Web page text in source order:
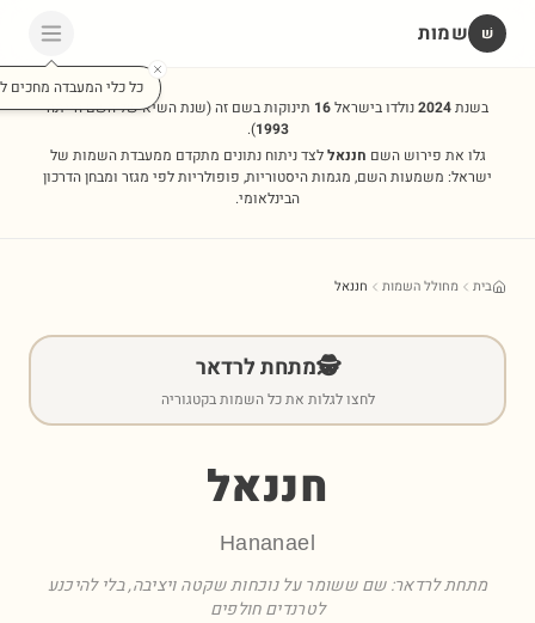
שׁ שמות
כל כלי המעבדה מחכים
בשנת2024נולדו בישראל16 תינוקות בשם זה(שנת השיא של השם הייתה
1993
).
גלו את פירוש השם חננאללצד ניתוח נתונים מתקדם ממעבדת השמות של
ישראל: משמעות השם, מגמות היסטוריות, פופולריות לפי מגזר ומבחן הדרכון
הבינלאומי.
בית מחולל השמות חננאל
🕵️מתחת לרדאר
לחצו לגלות את כל השמות בקטגוריה
חננאל
Hananael
מתחת לרדאר: שם ששומר על נוכחות שקטה ויציבה, בלי להיכנע
לטרנדים חולפים